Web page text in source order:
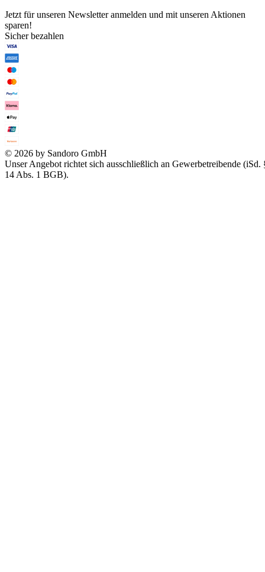
Jetzt für unseren Newsletter anmelden und mit unseren Aktionen
sparen!
Sicher bezahlen
© 2026 by Sandoro GmbH
Unser Angebot richtet sich ausschließlich an Gewerbetreibende (iSd.
14 Abs. 1 BGB).